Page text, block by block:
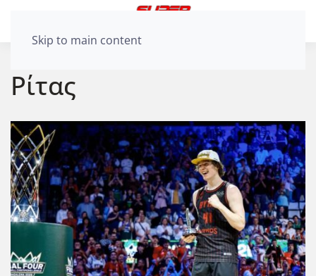
Skip to main content
Ρίτας